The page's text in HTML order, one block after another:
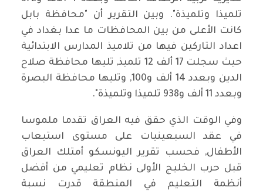
تلميذا وتلميذة". وبين التقرير أن "محافظة بابل
كانت الأعلى من بين المحافظات ما عدا بغداد في
اعداد التاركين فيها من تلاميذ المدارس الابتدائية
حيث سجلت 17 ألف 12 تلميذ, تليها محافظة صلاح
الدين وبعدد 14 ألف و100, وتليها محافظة البصرة
وبعدد 11 ألف و938 تلميذا وتلميذة".
وفي الوقت الذي حقق فيه العراق تقدما ملموسا
في عقد السبعينيات على مستوى استيعاب
الأطفال, فحسب تقرير اليونسكو أمتلك العراق
قبل حرب الخليج الأولى نظام تعليمي من أفضل
أنظمة التعليم في المنطقة قدرت نسبة